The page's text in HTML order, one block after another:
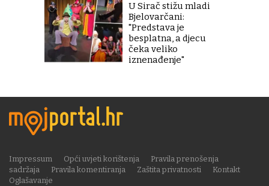
U Sirač stižu mladi
Bjelovarčani:
"Predstava je
besplatna, a djecu
čeka veliko
iznenađenje"
Impressum Opći uvjeti korištenja
Pravila prenošenja
sadržaja
Pravila komentiranja Zaštita privatnosti
Kontakt
Oglašavanje